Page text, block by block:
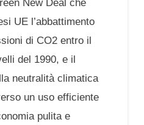
New Deal che
UE l’abbattimento
di CO2 entro il
del 1990, e il
neutralità climatica
un uso efficiente
pulita e